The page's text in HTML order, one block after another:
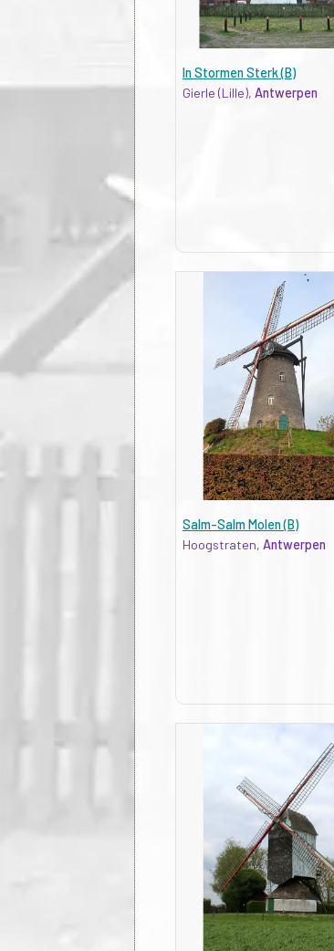
In Stormen Sterk (B)
Gierle (Lille), Antwerpen
Salm-Salm Molen (B)
Hoogstraten, Antwerpen